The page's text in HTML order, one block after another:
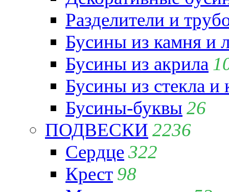
Разделители и
Бусины из камня и
Бусины из акрила
Бусины из стекла и
Бусины-буквы 26
ПОДВЕСКИ 2236
Сердце322
Крест 98